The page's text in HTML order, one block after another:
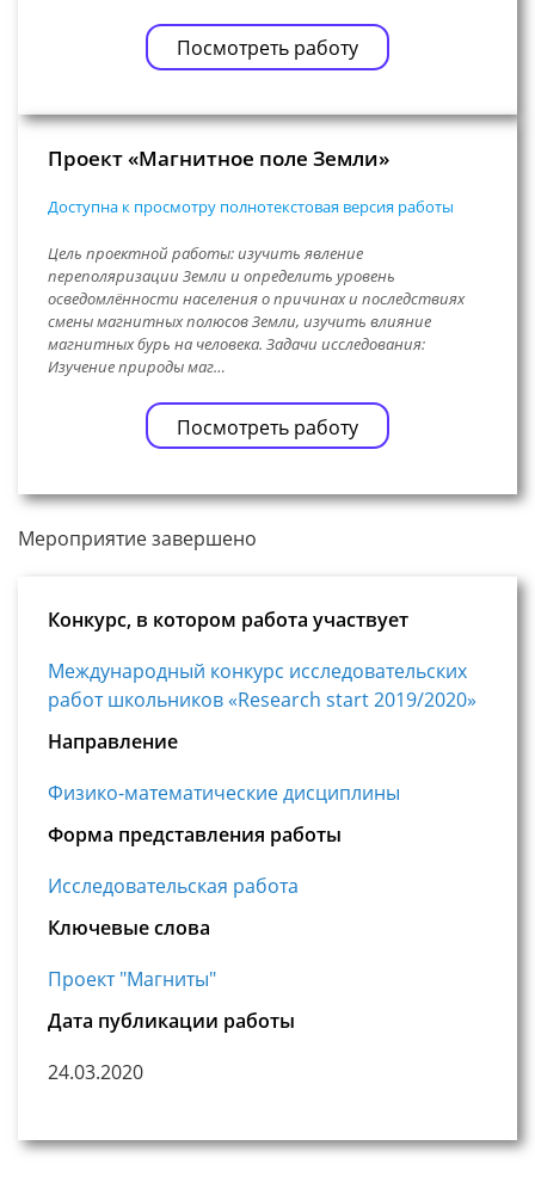
Посмотреть работу
Проект «Магнитное поле Земли»
Доступна к просмотру полнотекстовая версия работы
Цель проектной работы: изучить явление
переполяризации Земли и определить уровень
осведомлённости населения о причинах и последствиях
смены магнитных полюсов Земли, изучить влияние
магнитных бурь на человека. Задачи исследования:
Изучение природы маг…
Посмотреть работу
Мероприятие завершено
Конкурс, в котором работа участвует
Международный конкурс исследовательских
работ школьников «Research start 2019/2020»
Направление
Физико-математические дисциплины
Форма представления работы
Исследовательская работа
Ключевые слова
Проект "Магниты"
Дата публикации работы
24.03.2020